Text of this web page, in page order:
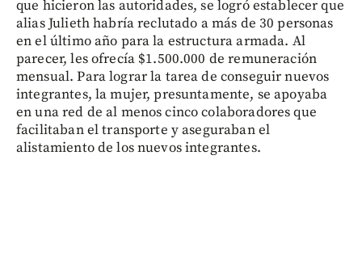
que hicieron las autoridades, se logró establecer que
alias Julieth habría reclutado a más de 30 personas
en el último año para la estructura armada. Al
parecer, les ofrecía $1.500.000 de remuneración
mensual. Para lograr la tarea de conseguir nuevos
integrantes, la mujer, presuntamente, se apoyaba
en una red de al menos cinco colaboradores que
facilitaban el transporte y aseguraban el
alistamiento de los nuevos integrantes.